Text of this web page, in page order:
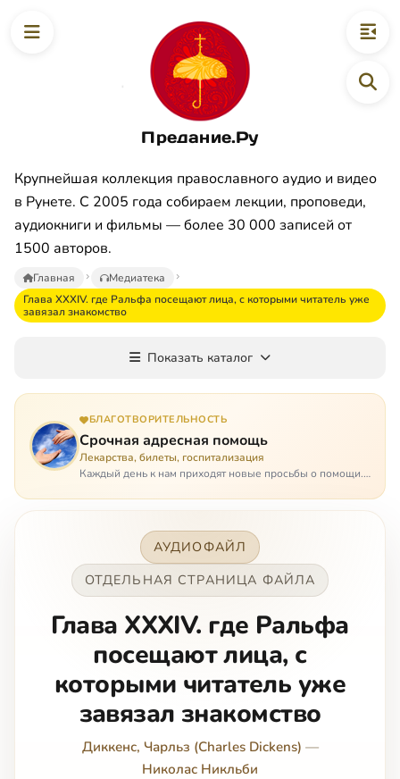
Предание.Ру
Крупнейшая коллекция православного аудио и видео
в Рунете. С 2005 года собираем лекции, проповеди,
аудиокниги и фильмы — более 30 000 записей от
1500 авторов.
Главная
Медиатека
Глава XXXIV. где Ральфа посещают лица, с которыми читатель уже
завязал знакомство
Показать каталог
БЛАГОТВОРИТЕЛЬНОСТЬ
Срочная адресная помощь
Лекарства, билеты, госпитализация
Каждый день к нам приходят новые просьбы о помощи.
она нужна была вчера: в приеме лекарств образовался
АУДИОФАЙЛ
ОТДЕЛЬНАЯ СТРАНИЦА ФАЙЛА
Глава XXXIV. где Ральфа
посещают лица, с
которыми читатель уже
завязал знакомство
Диккенс, Чарльз (Charles Dickens) —
Николас Никльби